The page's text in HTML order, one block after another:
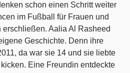
schon einen Schritt weiter
im Fußball für Frauen und
erschließen. Aalia Al Rasheed
Geschichte. Denn ihre
da war sie 14 und sie liebte
Eine Freundin entdeckte